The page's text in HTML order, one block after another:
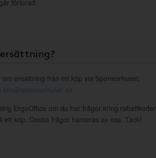
förlorad.
ersättning från ett köp via Sponsorhuset,
info@sponsorhuset.se
ErgoOffice om du har frågor kring rabattkoder
ett köp. Dessa frågor hanteras av oss. Tack!